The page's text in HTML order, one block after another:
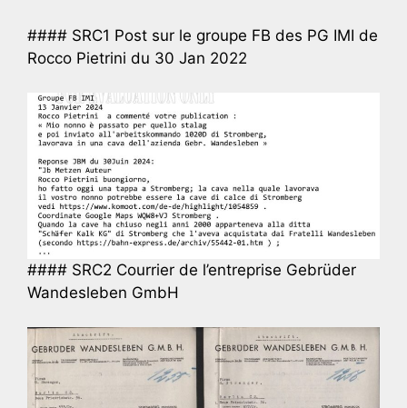
#### SRC1 Post sur le groupe FB des PG IMI de
Rocco Pietrini du 30 Jan 2022
#### SRC2 Courrier de l’entreprise Gebrüder
Wandesleben GmbH